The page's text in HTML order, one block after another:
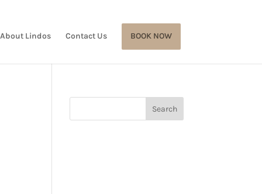
About Lindos Contact Us BOOK NOW